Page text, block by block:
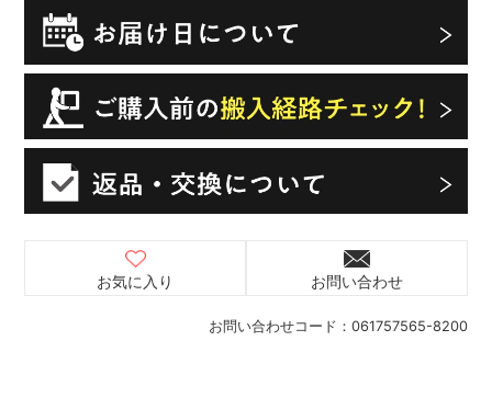
お問い合わせコード： 061757565-8200
お気に入り お問い合わせ